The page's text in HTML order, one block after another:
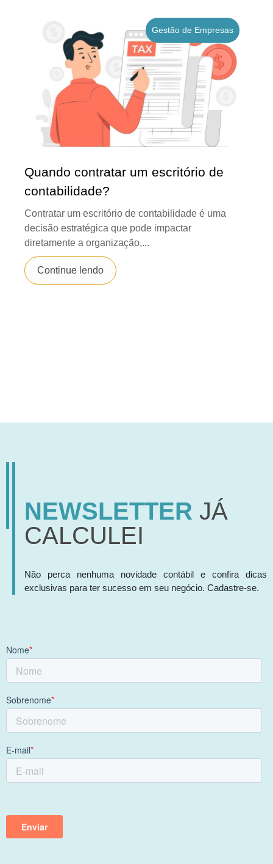
Gestão de Empresas
Quando contratar um escritório de
contabilidade?
Contratar um escritório de contabilidade é uma
decisão estratégica que pode impactar
diretamente a organização,...
Continue lendo
NEWSLETTER JÁ
CALCULEI
Não perca nenhuma novidade contábil e confira dicas
exclusivas para ter sucesso em seu negócio. Cadastre-se.